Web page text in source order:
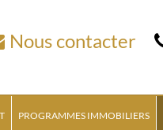
Nous contacter
PROGRAMMES IMMOBILIERS